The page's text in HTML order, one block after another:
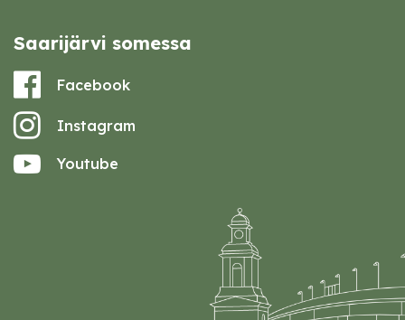
Saarijärvi somessa
Facebook
Instagram
Youtube